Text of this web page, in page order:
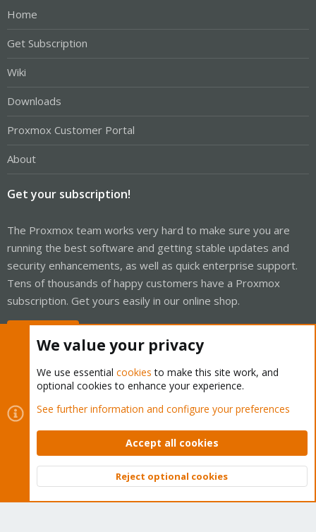
Home
Get Subscription
Wiki
Downloads
Proxmox Customer Portal
About
Get your subscription!
The Proxmox team works very hard to make sure you are
running the best software and getting stable updates and
security enhancements, as well as quick enterprise support.
Tens of thousands of happy customers have a Proxmox
subscription. Get yours easily in our online shop.
Cookies
Proxmox Support Forum - Light Mode
Contact us
Terms and rules Privacy policy Help Home
Community platform by XenForo © 2010-2026 XenForo Ltd.
Top
We value your privacy
We use essential cookies to make this site work, and
optional cookies to enhance your experience.
See further information and configure your preferences
Accept all cookies
Reject optional cookies